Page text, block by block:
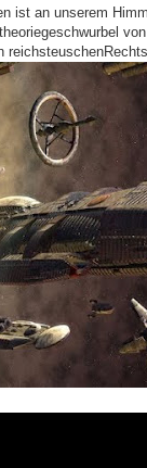
ist an unserem